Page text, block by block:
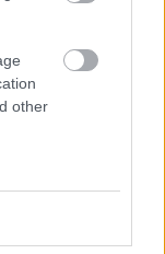
other
fogva akár a
Creed. Ezt a
de már akkor
sem végzett,
felmerült úgy a
periódust